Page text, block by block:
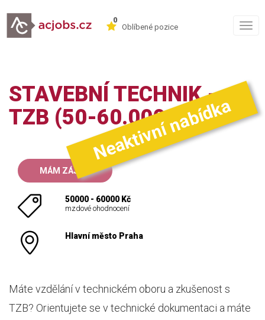
0
Oblíbené pozice
STAVEBNÍ TECHNIK -
TZB (50-60.000 KČ)
Neaktivní nabídka
MÁM ZÁJEM
50000 - 60000 Kč
mzdové ohodnocení
Hlavní město Praha
Máte vzdělání v technickém oboru a zkušenost s
TZB? Orientujete se v technické dokumentaci a máte